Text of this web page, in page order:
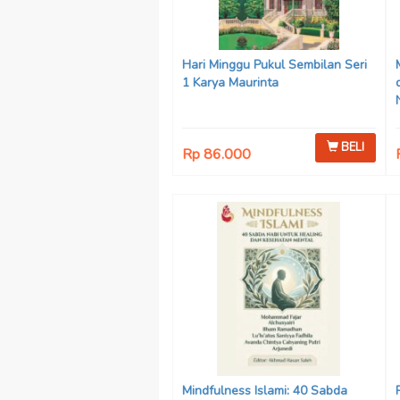
Hari Minggu Pukul Sembilan Seri
1 Karya Maurinta
Rp 86.000 BELI
Mindfulness Islami: 40 Sabda